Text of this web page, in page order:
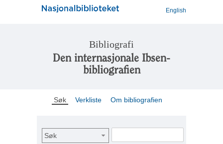
English
Bibliografi
Den internasjonale Ibsen-
bibliografien
Søk Verkliste Om bibliografien
Søk